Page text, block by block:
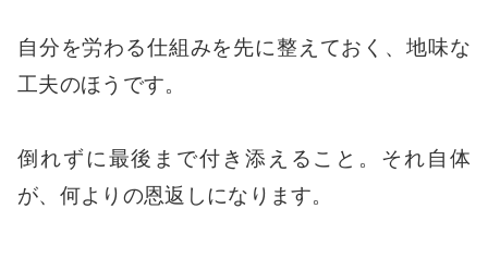
自分を労わる仕組みを先に整えておく、地味な
工夫のほうです。
倒れずに最後まで付き添えること。それ自体
が、何よりの恩返しになります。